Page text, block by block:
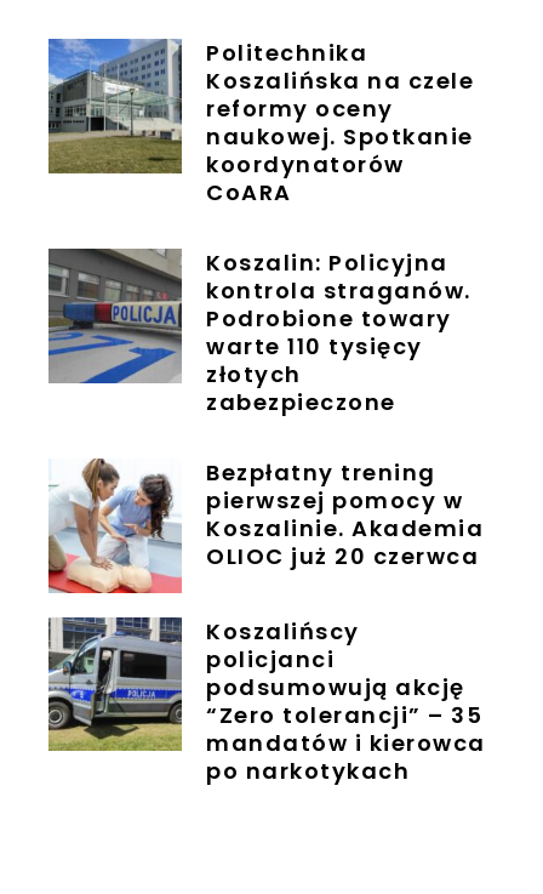
Politechnika
Koszalińska na czele
reformy oceny
naukowej. Spotkanie
koordynatorów
CoARA
Koszalin: Policyjna
kontrola straganów.
Podrobione towary
warte 110 tysięcy
złotych
zabezpieczone
Bezpłatny trening
pierwszej pomocy w
Koszalinie. Akademia
OLIOC już 20 czerwca
Koszalińscy
policjanci
podsumowują akcję
“Zero tolerancji” – 35
mandatów i kierowca
po narkotykach